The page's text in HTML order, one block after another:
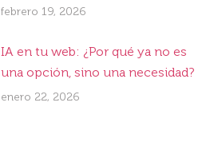
febrero 19, 2026
IA en tu web: ¿Por qué ya no es
una opción, sino una necesidad?
enero 22, 2026